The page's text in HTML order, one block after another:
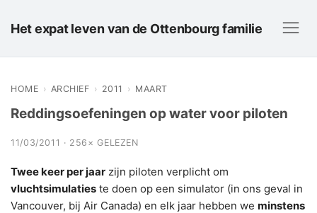
Het expat leven van de Ottenbourg familie
HOME › ARCHIEF › 2011 › MAART
Reddingsoefeningen op water voor piloten
11/03/2011 · 256× GELEZEN
Twee keer per jaar zijn piloten verplicht om
vluchtsimulaties te doen op een simulator (in ons geval in
Vancouver, bij Air Canada) en elk jaar hebben we minstens